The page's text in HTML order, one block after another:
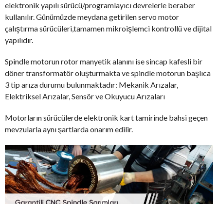
elektronik yapılı sürücü/programlayıcı devrelerle beraber
kullanılır. Günümüzde meydana getirilen servo motor
çalıştırma sürücüleri,tamamen mikroişlemci kontrollü ve dijital
yapılıdır.
Spindle motorun rotor manyetik alanını ise sincap kafesli bir
döner transformatör oluşturmakta ve spindle motorun başlıca
3 tip arıza durumu bulunmaktadır: Mekanik Arızalar,
Elektriksel Arızalar, Sensör ve Okuyucu Arızaları
Motorların sürücülerde elektronik kart tamirinde bahsi geçen
mevzularla aynı şartlarda onarım edilir.